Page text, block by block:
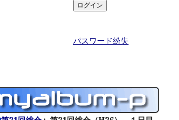
パスワード紛失